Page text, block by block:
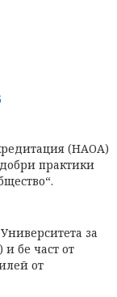
(НАОА)
практики
за
бе част от
от